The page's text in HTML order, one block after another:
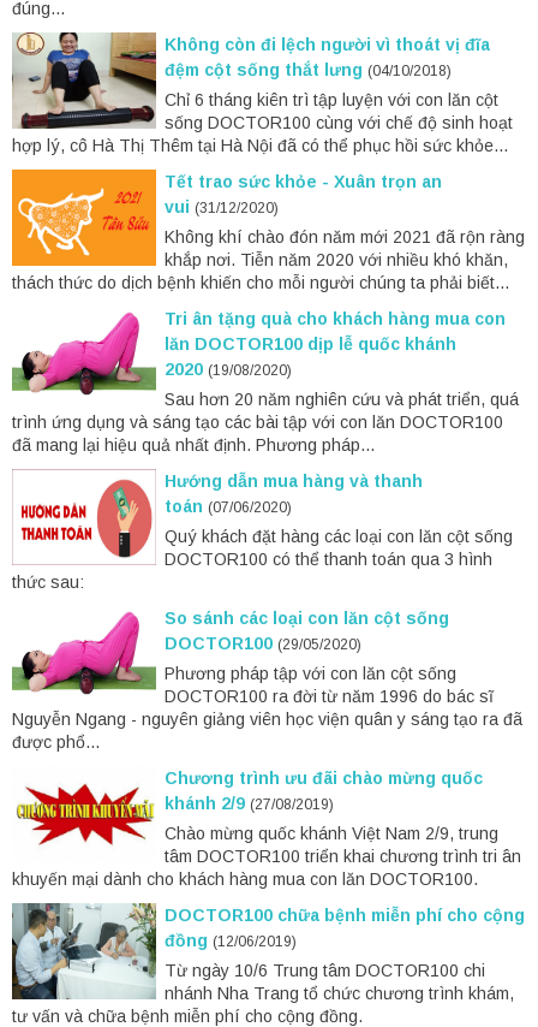
đúng...
Không còn đi lệch người vì thoát vị đĩa
đệm cột sống thắt lưng (04/10/2018)
Chỉ 6 tháng kiên trì tập luyện với con lăn cột
sống DOCTOR100 cùng với chế độ sinh hoạt
hợp lý, cô Hà Thị Thêm tại Hà Nội đã có thể phục hồi sức khỏe...
Tết trao sức khỏe - Xuân trọn an
vui (31/12/2020)
Không khí chào đón năm mới 2021 đã rộn ràng
khắp nơi. Tiễn năm 2020 với nhiều khó khăn,
thách thức do dịch bệnh khiến cho mỗi người chúng ta phải biết...
Tri ân tặng quà cho khách hàng mua con
lăn DOCTOR100 dịp lễ quốc khánh
2020 (19/08/2020)
Sau hơn 20 năm nghiên cứu và phát triển, quá
trình ứng dụng và sáng tạo các bài tập với con lăn DOCTOR100
đã mang lại hiệu quả nhất định. Phương pháp...
Hướng dẫn mua hàng và thanh
toán (07/06/2020)
Quý khách đặt hàng các loại con lăn cột sống
DOCTOR100 có thể thanh toán qua 3 hình
thức sau:
So sánh các loại con lăn cột sống
DOCTOR100 (29/05/2020)
Phương pháp tập với con lăn cột sống
DOCTOR100 ra đời từ năm 1996 do bác sĩ
Nguyễn Ngang - nguyên giảng viên học viện quân y sáng tạo ra đã
được phổ...
Chương trình ưu đãi chào mừng quốc
khánh 2/9 (27/08/2019)
Chào mừng quốc khánh Việt Nam 2/9, trung
tâm DOCTOR100 triển khai chương trình tri ân
khuyến mại dành cho khách hàng mua con lăn DOCTOR100.
DOCTOR100 chữa bệnh miễn phí cho cộng
đồng (12/06/2019)
Từ ngày 10/6 Trung tâm DOCTOR100 chi
nhánh Nha Trang tổ chức chương trình khám,
tư vấn và chữa bệnh miễn phí cho cộng đồng.